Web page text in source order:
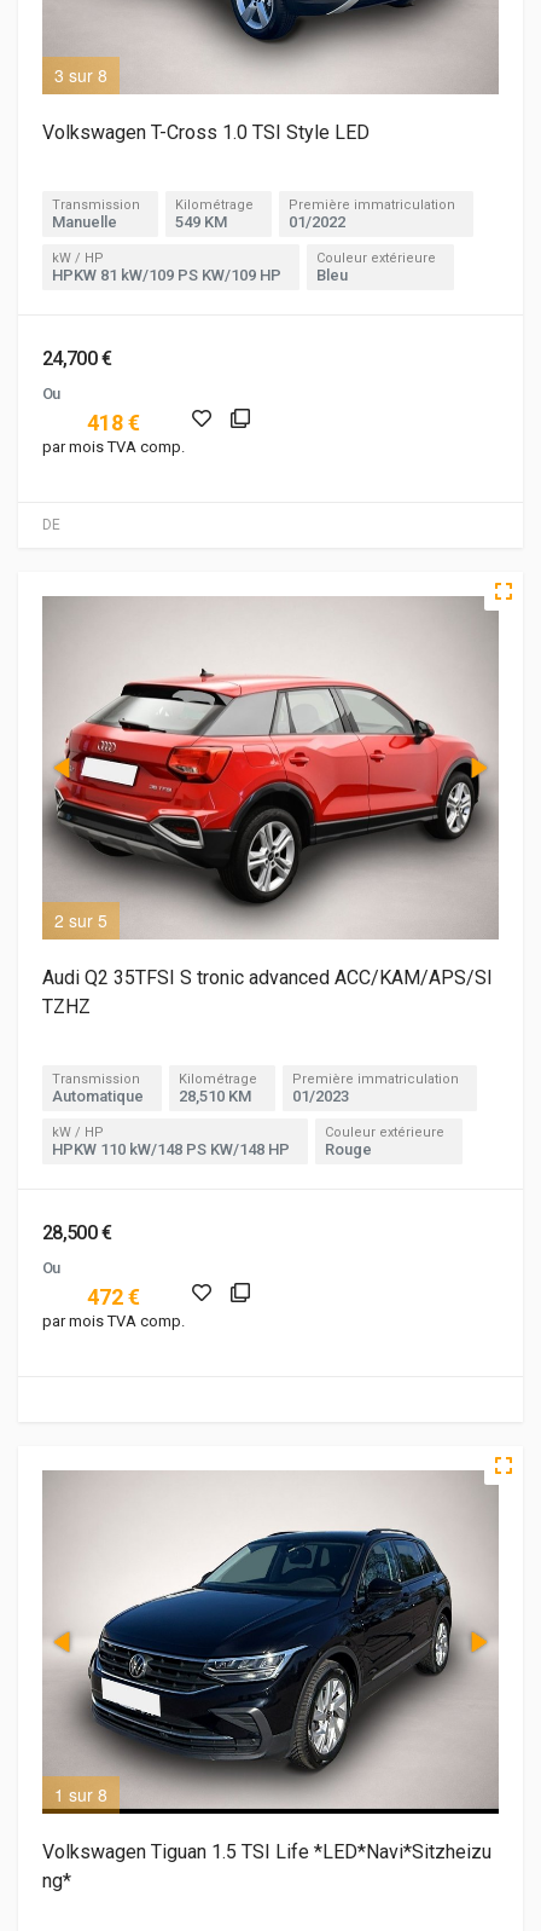
3 sur 8
DE
Volkswagen T-Cross 1.0 TSI Style LED
Transmission
Manuelle
Kilométrage
549 KM
Première immatriculation
01/2022
kW / HP
HPKW 81 kW/109 PS KW/109 HP
Couleur extérieure
Bleu
24,700 €
Ou
418 €
par mois TVA comp.
2 sur 5
Audi Q2 35TFSI S tronic advanced ACC/KAM/APS/SI
TZHZ
Transmission
Automatique
Kilométrage
28,510 KM
Première immatriculation
01/2023
kW / HP
HPKW 110 kW/148 PS KW/148 HP
Couleur extérieure
Rouge
28,500 €
Ou
472 €
par mois TVA comp.
1 sur 8
Volkswagen Tiguan 1.5 TSI Life *LED*Navi*Sitzheizu
ng*